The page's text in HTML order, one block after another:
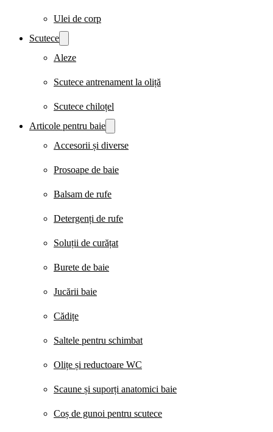
Ulei de corp
Scutece
Aleze
Scutece antrenament la oliță
Scutece chiloțel
Articole pentru baie
Accesorii și diverse
Prosoape de baie
Balsam de rufe
Detergenți de rufe
Soluții de curățat
Burete de baie
Jucării baie
Cădițe
Saltele pentru schimbat
Olițe și reductoare WC
Scaune și suporți anatomici baie
Coș de gunoi pentru scutece